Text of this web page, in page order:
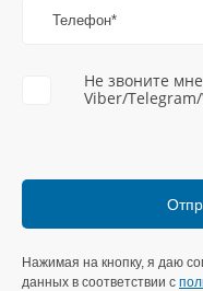
Телефон*
Не звоните
Viber/
Нажимая на кнопку, я даю
данных в соответствии с